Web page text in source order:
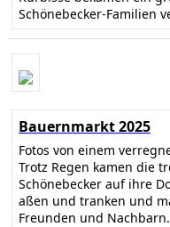
Schönebecker-Familien
Bauernmarkt 2025
Fotos von einem
Trotz Regen kamen die
Schönebecker auf ihre
aßen und tranken und
Freunden und Nachbarn.